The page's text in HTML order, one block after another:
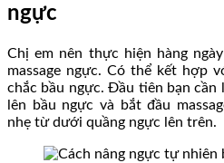
ngực
Chị em nên thực hiện hàng
massage ngực. Có thể kết hợp
chắc bầu ngực. Đầu tiên bạn cần
lên bầu ngực và bắt đầu
nhẹ từ dưới quầng ngực lên trên.